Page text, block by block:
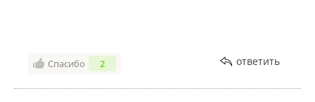
Спасибо 2 ответить